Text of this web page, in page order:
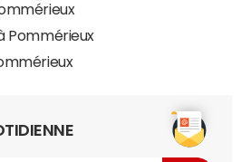
Pommérieux